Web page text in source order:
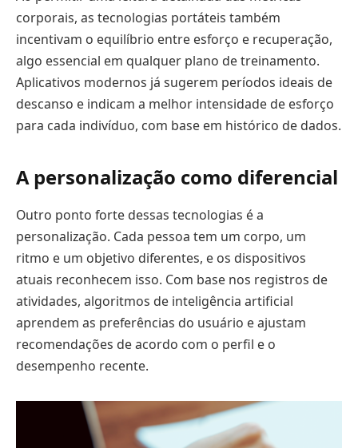
corporais, as tecnologias portáteis também
incentivam o equilíbrio entre esforço e recuperação,
algo essencial em qualquer plano de treinamento.
Aplicativos modernos já sugerem períodos ideais de
descanso e indicam a melhor intensidade de esforço
para cada indivíduo, com base em histórico de dados.
A personalização como diferencial
Outro ponto forte dessas tecnologias é a
personalização. Cada pessoa tem um corpo, um
ritmo e um objetivo diferentes, e os dispositivos
atuais reconhecem isso. Com base nos registros de
atividades, algoritmos de inteligência artificial
aprendem as preferências do usuário e ajustam
recomendações de acordo com o perfil e o
desempenho recente.